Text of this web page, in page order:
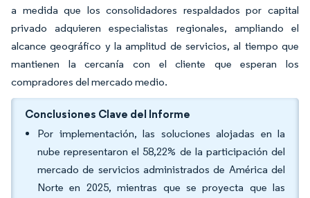
a medida que los consolidadores respaldados por capital
privado adquieren especialistas regionales, ampliando el
alcance geográfico y la amplitud de servicios, al tiempo que
mantienen la cercanía con el cliente que esperan los
compradores del mercado medio.
Conclusiones Clave del Informe
Por implementación, las soluciones alojadas en la
nube representaron el 58,22% de la participación del
mercado de servicios administrados de América del
Norte en 2025, mientras que se proyecta que las